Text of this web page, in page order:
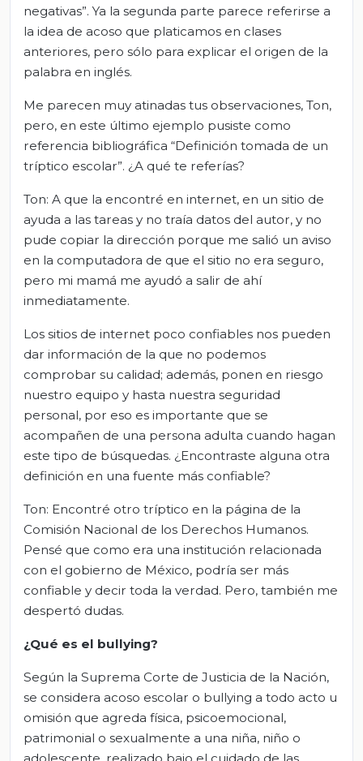
negativas”. Ya la segunda parte parece referirse a
la idea de acoso que platicamos en clases
anteriores, pero sólo para explicar el origen de la
palabra en inglés.
Me parecen muy atinadas tus observaciones, Ton,
pero, en este último ejemplo pusiste como
referencia bibliográfica “Definición tomada de un
tríptico escolar”. ¿A qué te referías?
Ton: A que la encontré en internet, en un sitio de
ayuda a las tareas y no traía datos del autor, y no
pude copiar la dirección porque me salió un aviso
en la computadora de que el sitio no era seguro,
pero mi mamá me ayudó a salir de ahí
inmediatamente.
Los sitios de internet poco confiables nos pueden
dar información de la que no podemos
comprobar su calidad; además, ponen en riesgo
nuestro equipo y hasta nuestra seguridad
personal, por eso es importante que se
acompañen de una persona adulta cuando hagan
este tipo de búsquedas. ¿Encontraste alguna otra
definición en una fuente más confiable?
Ton: Encontré otro tríptico en la página de la
Comisión Nacional de los Derechos Humanos.
Pensé que como era una institución relacionada
con el gobierno de México, podría ser más
confiable y decir toda la verdad. Pero, también me
despertó dudas.
¿Qué es el bullying?
Según la Suprema Corte de Justicia de la Nación,
se considera acoso escolar o bullying a todo acto u
omisión que agreda física, psicoemocional,
patrimonial o sexualmente a una niña, niño o